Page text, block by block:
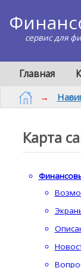
сервис для
Главная
→
Карта